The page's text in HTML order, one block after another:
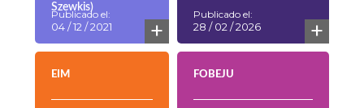
Szewkis)
Publicado el:
04 / 12 / 2021 +
Publicado el:
28 / 02 / 2026 +
EIM FOBEJU